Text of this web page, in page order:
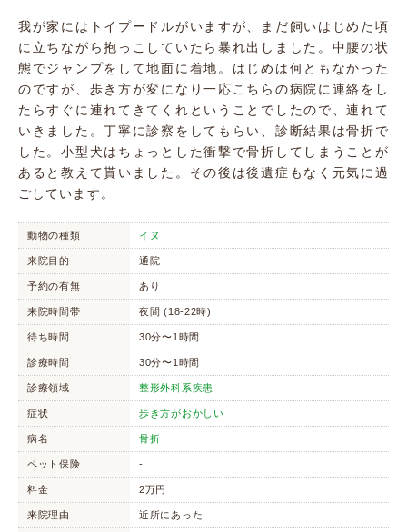
我が家にはトイプードルがいますが、まだ飼いはじめた頃
に立ちながら抱っこしていたら暴れ出しました。中腰の状
態でジャンプをして地面に着地。はじめは何ともなかった
のですが、歩き方が変になり一応こちらの病院に連絡をし
たらすぐに連れてきてくれということでしたので、連れて
いきました。丁寧に診察をしてもらい、診断結果は骨折で
した。小型犬はちょっとした衝撃で骨折してしまうことが
あると教えて貰いました。その後は後遺症もなく元気に過
ごしています。
動物の種類 イヌ
来院目的 通院
予約の有無 あり
来院時間帯 夜間 (18-22時)
待ち時間 30分〜1時間
診療時間 30分〜1時間
診療領域 整形外科系疾患
症状 歩き方がおかしい
病名 骨折
ペット保険 -
料金 2万円
来院理由 近所にあった